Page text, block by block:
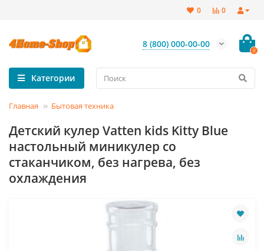
0
0
8 (800) 000-00-00
0
Категории
Главная Бытовая техника
Детский кулер Vatten kids Kitty Blue
настольный миникулер со
стаканчиком, без нагрева, без
охлаждения